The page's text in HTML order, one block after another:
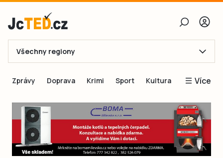
E-mail
Obnovit heslo
Přihlásit se
Všechny regiony
Zprávy Doprava Krimi Sport Kultura Více
Blogy
Inspirace
Čtenáři píší
Speciální přílohy